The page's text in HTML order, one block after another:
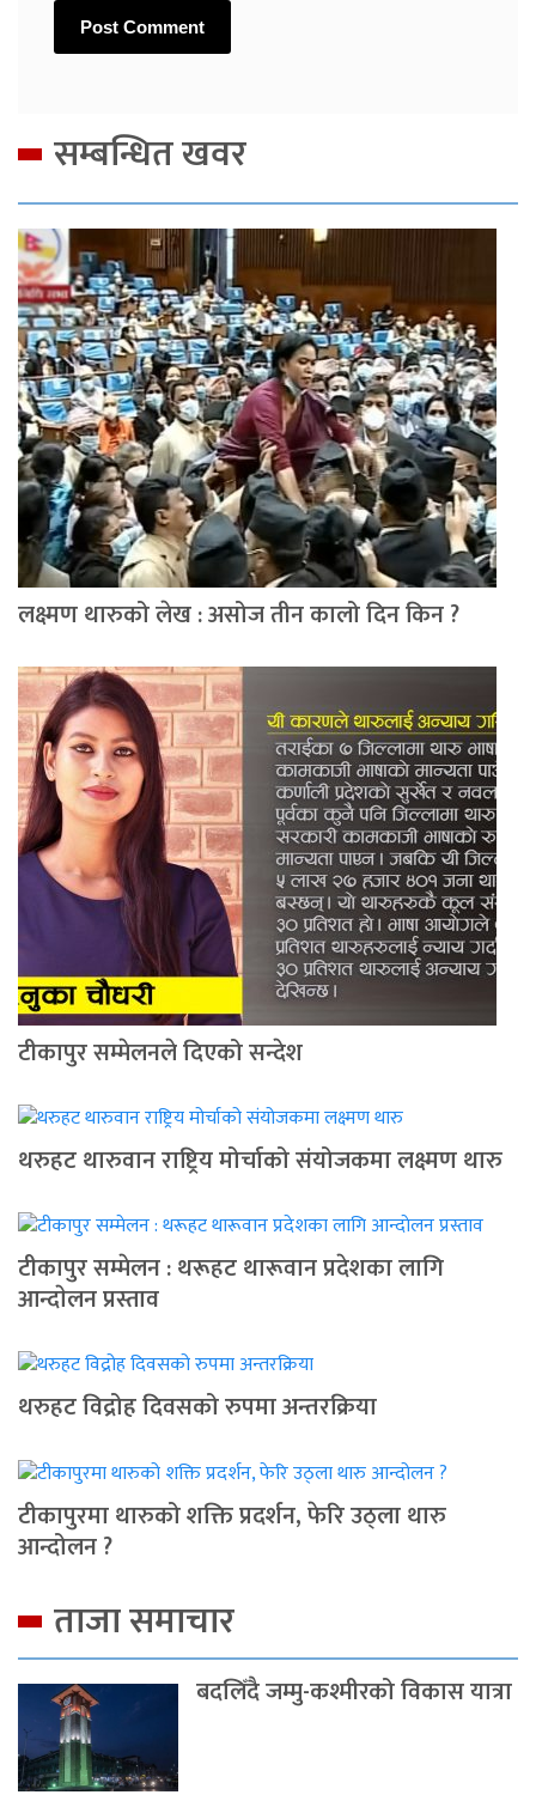
सम्बन्धित खवर
लक्ष्मण थारुको लेख : असोज तीन कालो दिन किन ?
टीकापुर सम्मेलनले दिएको सन्देश
थरुहट थारुवान राष्ट्रिय मोर्चाको संयोजकमा लक्ष्मण थारु
टीकापुर सम्मेलन : थरूहट थारूवान प्रदेशका लागि
आन्दाेलन प्रस्ताव
थरुहट विद्रोह दिवसको रुपमा अन्तरक्रिया
टीकापुरमा थारुको शक्ति प्रदर्शन, फेरि उठ्ला थारु
आन्दोलन ?
ताजा समाचार
बदलिँदै जम्मु-कश्मीरको विकास यात्रा